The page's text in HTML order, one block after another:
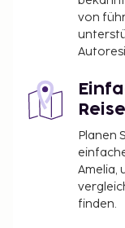
von
Planen
Amelia,
finden.